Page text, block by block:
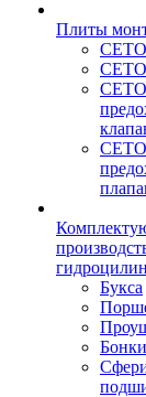
Плиты
Букса
Бонки